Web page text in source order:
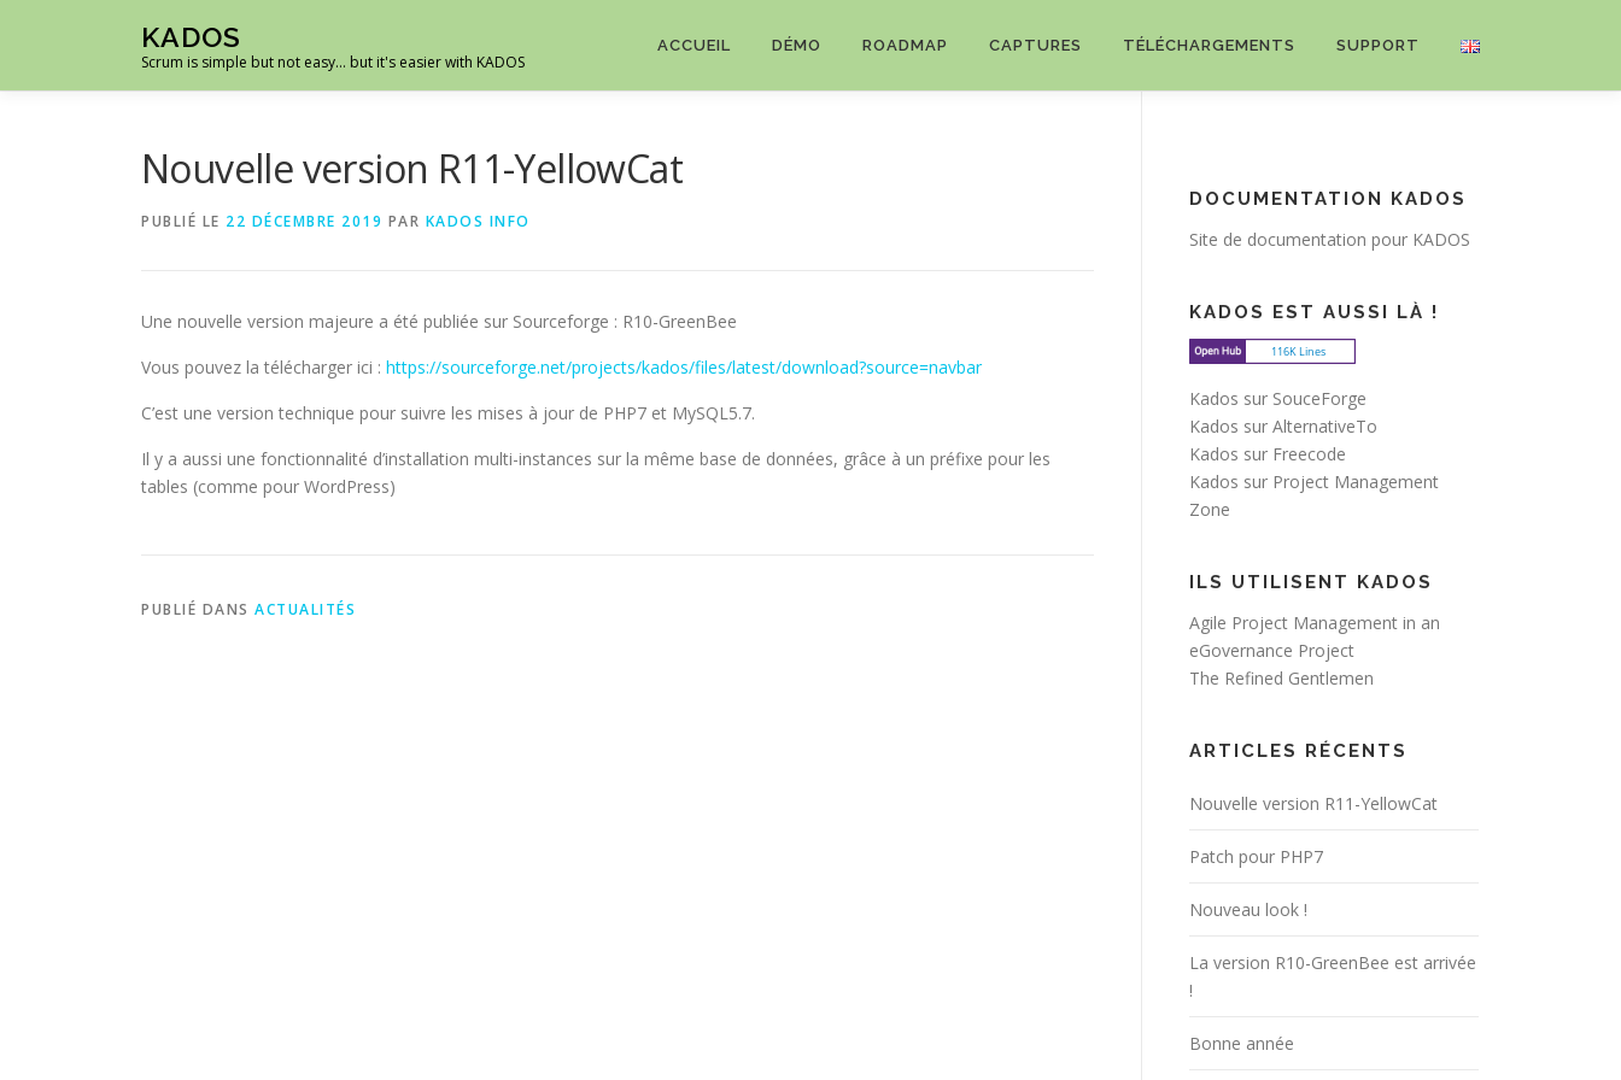
KADOS
Scrum is simple but not easy… but it's easier with KADOS
ACCUEIL DÉMO ROADMAP CAPTURES TÉLÉCHARGEMENTS SUPPORT
Nouvelle version R11-YellowCat
PUBLIÉ LE 22 DÉCEMBRE 2019 PAR KADOS INFO
Une nouvelle version majeure a été publiée sur Sourceforge : R10-GreenBee
Vous pouvez la télécharger ici : https://sourceforge.net/projects/kados/files/latest/download?source=navbar
C’est une version technique pour suivre les mises à jour de PHP7 et MySQL5.7.
Il y a aussi une fonctionnalité d’installation multi-instances sur la même base de données, grâce à un préfixe pour les
tables (comme pour WordPress)
PUBLIÉ DANS ACTUALITÉS
DOCUMENTATION KADOS
Site de documentation pour KADOS
KADOS EST AUSSI LÀ !
Kados sur SouceForge
Kados sur AlternativeTo
Kados sur Freecode
Kados sur Project Management
Zone
ILS UTILISENT KADOS
Agile Project Management in an
eGovernance Project
The Refined Gentlemen
ARTICLES RÉCENTS
Nouvelle version R11-YellowCat
Patch pour PHP7
Nouveau look !
La version R10-GreenBee est arrivée
!
Bonne année